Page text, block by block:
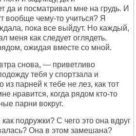
да и посматривал мне на грудь. И
вообще чему-то учиться? Я
пока все выйдут. Но каждый,
меня как следует оглядеть.
ожидая вместе со мной.
снова, — приветливо
тебя у спортзала и
из парней к тебе не лез, как тот
нравится, когда рядом кто-то
парни вокруг.
подружки? С чего это она вдруг
Она в этом замешана?